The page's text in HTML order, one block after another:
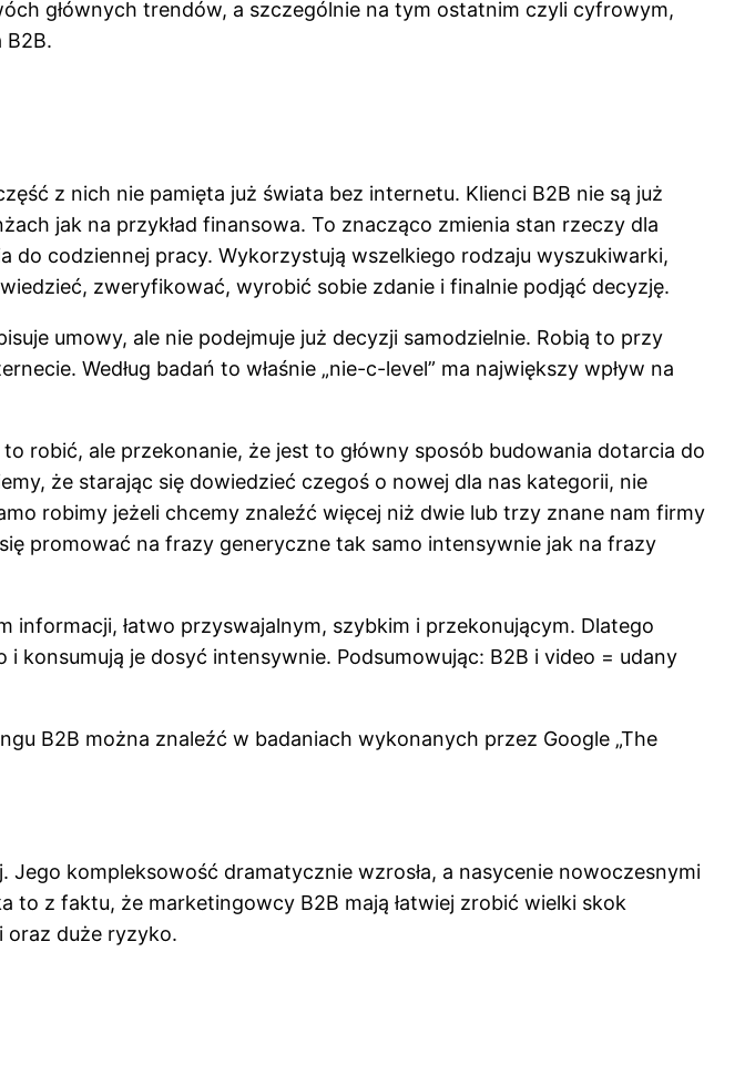
głównych trendów, a szczególnie na tym ostatnim czyli cyfrowym,
B2B.
z nich nie pamięta już świata bez internetu. Klienci B2B nie są już
jak na przykład finansowa. To znacząco zmienia stan rzeczy dla
do codziennej pracy. Wykorzystują wszelkiego rodzaju wyszukiwarki,
zweryfikować, wyrobić sobie zdanie i finalnie podjąć decyzję.
umowy, ale nie podejmuje już decyzji samodzielnie. Robią to przy
Według badań to właśnie „nie-c-level” ma największy wpływ na
robić, ale przekonanie, że jest to główny sposób budowania dotarcia do
że starając się dowiedzieć czegoś o nowej dla nas kategorii, nie
robimy jeżeli chcemy znaleźć więcej niż dwie lub trzy znane nam firmy
promować na frazy generyczne tak samo intensywnie jak na frazy
informacji, łatwo przyswajalnym, szybkim i przekonującym. Dlatego
je dosyć intensywnie. Podsumowując: B2B i video = udany
B2B można znaleźć w badaniach wykonanych przez Google „The
kompleksowość dramatycznie wzrosła, a nasycenie nowoczesnymi
to z faktu, że marketingowcy B2B mają łatwiej zrobić wielki skok
oraz duże ryzyko.